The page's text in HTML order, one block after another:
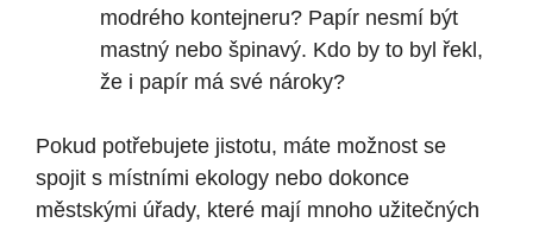
modrého kontejneru? Papír nesmí být
mastný nebo špinavý. Kdo by to byl řekl,
že i papír má své nároky?
Pokud potřebujete jistotu, máte možnost se
spojit s místními ekology nebo dokonce
městskými úřady, které mají mnoho užitečných